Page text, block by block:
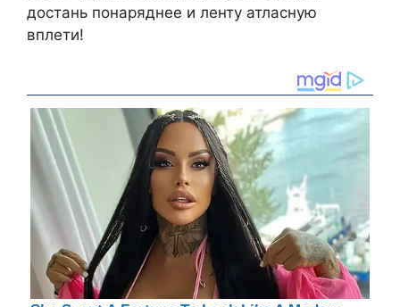
достань понаряднее и ленту атласную
вплети!